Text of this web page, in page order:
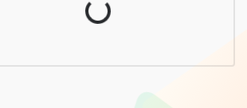
Loading...